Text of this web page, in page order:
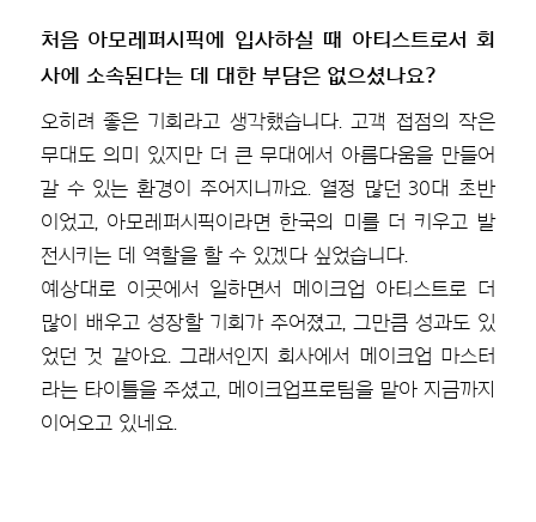
처음 아모레퍼시픽에 입사하실 때 아티스트로서 회
사에 소속된다는 데 대한 부담은 없으셨나요?
오히려 좋은 기회라고 생각했습니다. 고객 접점의 작은
무대도 의미 있지만 더 큰 무대에서 아름다움을 만들어
갈 수 있는 환경이 주어지니까요. 열정 많던 30대 초반
이었고, 아모레퍼시픽이라면 한국의 미를 더 키우고 발
전시키는 데 역할을 할 수 있겠다 싶었습니다.
예상대로 이곳에서 일하면서 메이크업 아티스트로 더
많이 배우고 성장할 기회가 주어졌고, 그만큼 성과도 있
었던 것 같아요. 그래서인지 회사에서 메이크업 마스터
라는 타이틀을 주셨고, 메이크업프로팀을 맡아 지금까지
이어오고 있네요.